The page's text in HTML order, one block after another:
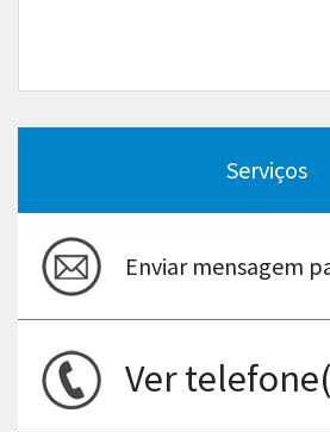
Serviços
Enviar mensagem
Ver